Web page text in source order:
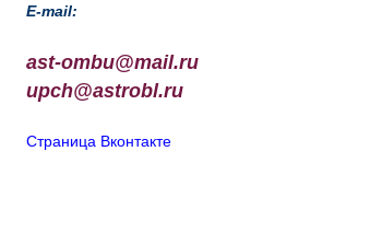
E-mail:
ast-ombu@mail.ru
upch@astrobl.ru
Страница Вконтакте